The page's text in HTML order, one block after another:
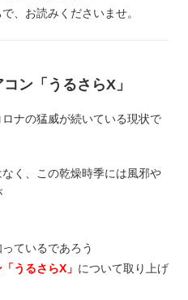
、お読みくださいませ。
ン「うるさらX」
ナの猛威が続いている現状で
く、この乾燥時季には風邪や
ているであろう
うるさらX」 について取り上げ